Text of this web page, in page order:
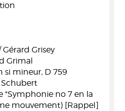
Grisey
Grimal
si mineur, D 759
Schubert
"Symphonie no 7 en la
mouvement) [Rappel]